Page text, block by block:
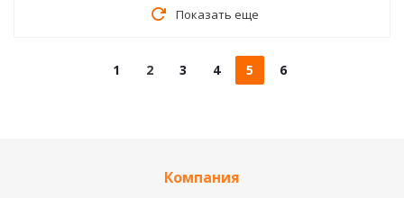
Показать еще
1 2 3 4 5 6
Компания